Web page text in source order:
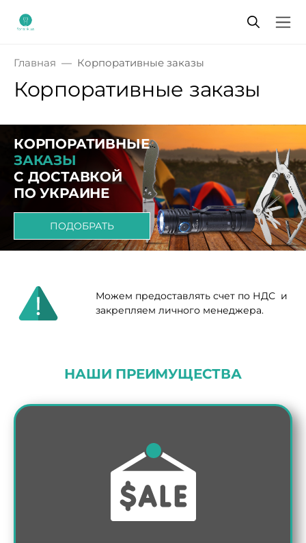
Главная Корпоративные заказы
Корпоративные заказы
КОРПОРАТИВНЫЕ
ЗАКАЗЫ
С ДОСТАВКОЙ
ПО УКРАИНЕ
ПОДОБРАТЬ
Можем предоставлять счет по НДС и
закрепляем личного менеджера.
НАШИ ПРЕИМУЩЕСТВА